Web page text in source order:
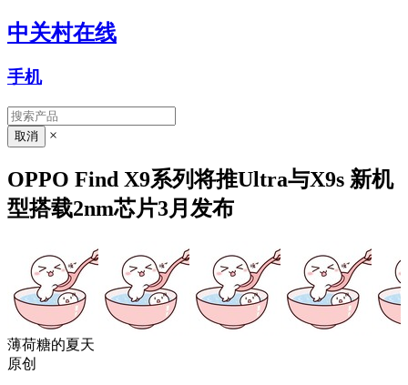
中关村在线
手机
×
OPPO Find X9系列将推Ultra与X9s 新机
型搭载2nm芯片3月发布
薄荷糖的夏天
原创